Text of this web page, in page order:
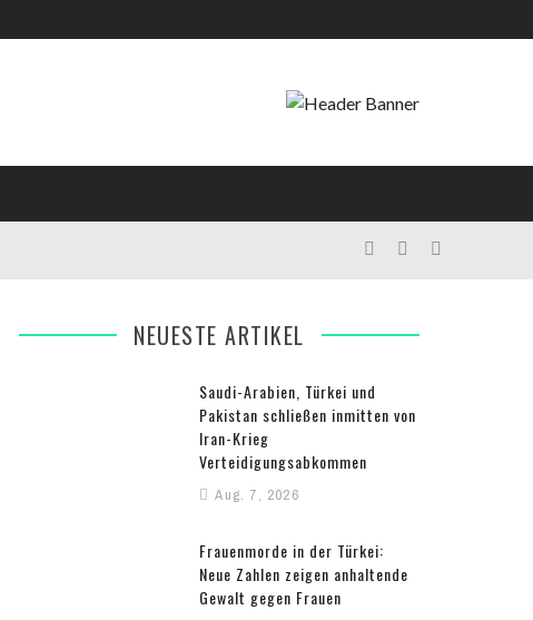
NEUESTE ARTIKEL
Saudi-Arabien, Türkei und
Pakistan schließen inmitten von
Iran-Krieg
Verteidigungsabkommen
Aug. 7, 2026
Frauenmorde in der Türkei:
Neue Zahlen zeigen anhaltende
Gewalt gegen Frauen